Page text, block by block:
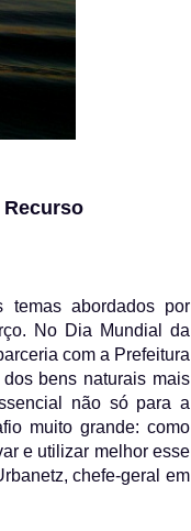
abordados por
No Dia Mundial da
com a Prefeitura
bens naturais mais
não só para a
muito grande: como
e utilizar melhor esse
chefe-geral em